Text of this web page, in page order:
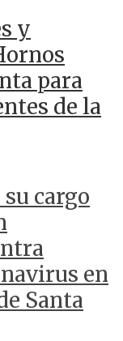
y
para
de la
cargo
en
Santa